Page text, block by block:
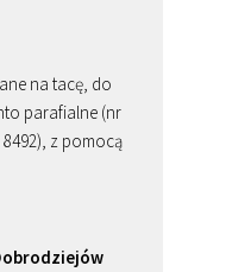
na tacę, do
parafialne (nr
8492), z pomocą